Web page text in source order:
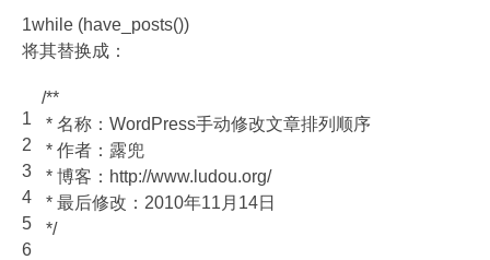
1while (have_posts())
将其替换成：
1
2
3
4
5
6
/**
* 名称：WordPress手动修改文章排列顺序
* 作者：露兜
* 博客：http://www.ludou.org/
* 最后修改：2010年11月14日
*/